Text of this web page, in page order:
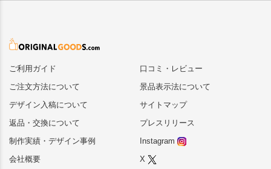
ご利用ガイド
ご注文方法について
デザイン入稿について
返品・交換について
制作実績・デザイン事例
会社概要
口コミ・レビュー
景品表示法について
サイトマップ
プレスリリース
Instagram
X